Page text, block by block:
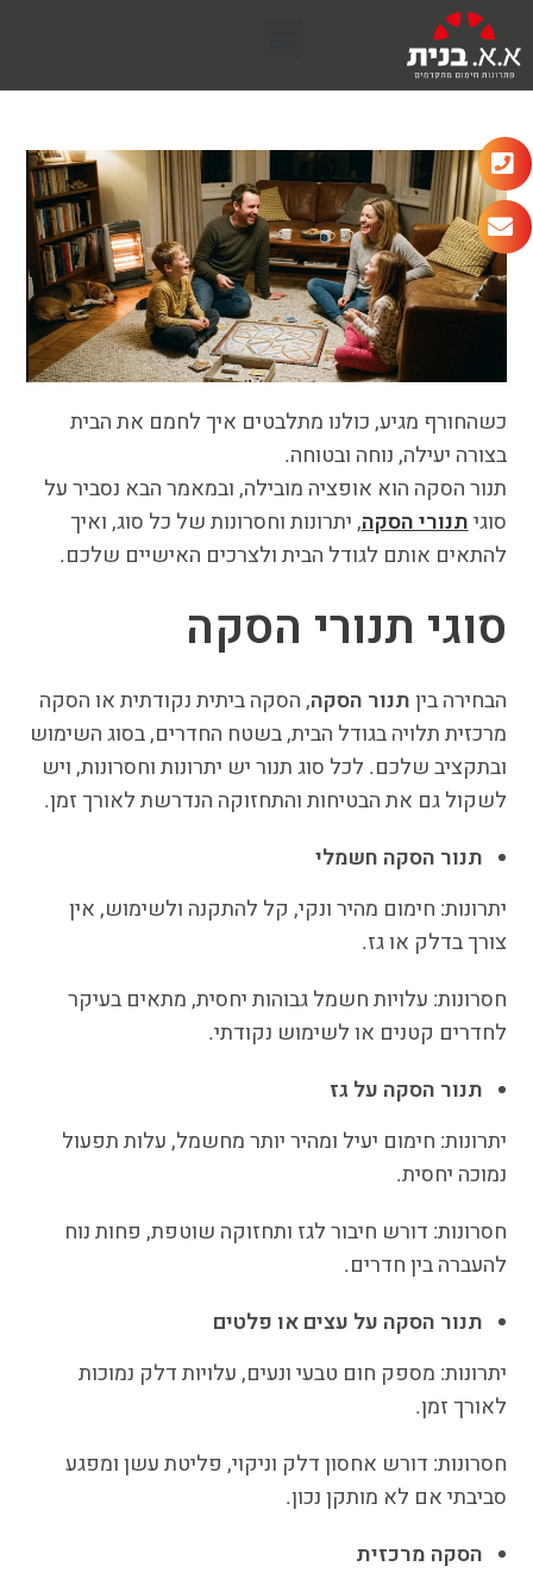
כשהחורף מגיע, כולנו מתלבטים איך לחמם את הבית
בצורה יעילה, נוחה ובטוחה.
תנור הסקה הוא אופציה מובילה, ובמאמר הבא נסביר על
סוגיתנורי הסקה, יתרונות וחסרונות של כל סוג, ואיך
להתאים אותם לגודל הבית ולצרכים האישיים שלכם.
סוגי תנורי הסקה
הבחירה ביןתנור הסקה, הסקה ביתית נקודתית או הסקה
מרכזית תלויה בגודל הבית, בשטח החדרים, בסוג השימוש
ובתקציב שלכם. לכל סוג תנור יש יתרונות וחסרונות, ויש
לשקול גם את הבטיחות והתחזוקה הנדרשת לאורך זמן.
תנור הסקה חשמלי
יתרונות: חימום מהיר ונקי, קל להתקנה ולשימוש, אין
צורך בדלק או גז.
חסרונות: עלויות חשמל גבוהות יחסית, מתאים בעיקר
לחדרים קטנים או לשימוש נקודתי.
תנור הסקה על גז
יתרונות: חימום יעיל ומהיר יותר מחשמל, עלות תפעול
נמוכה יחסית.
חסרונות: דורש חיבור לגז ותחזוקה שוטפת, פחות נוח
להעברה בין חדרים.
תנור הסקה על עצים או פלטים
יתרונות: מספק חום טבעי ונעים, עלויות דלק נמוכות
לאורך זמן.
חסרונות: דורש אחסון דלק וניקוי, פליטת עשן ומפגע
סביבתי אם לא מותקן נכון.
הסקה מרכזית